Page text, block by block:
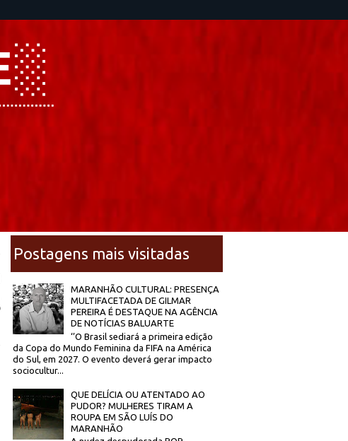
Postagens mais visitadas
MARANHÃO CULTURAL: PRESENÇA
MULTIFACETADA DE GILMAR
PEREIRA É DESTAQUE NA AGÊNCIA
DE NOTÍCIAS BALUARTE
‘’O Brasil sediará a primeira edição
da Copa do Mundo Feminina da FIFA na América
do Sul, em 2027. O evento deverá gerar impacto
sociocultur...
QUE DELÍCIA OU ATENTADO AO
PUDOR? MULHERES TIRAM A
ROUPA EM SÃO LUÍS DO
MARANHÃO